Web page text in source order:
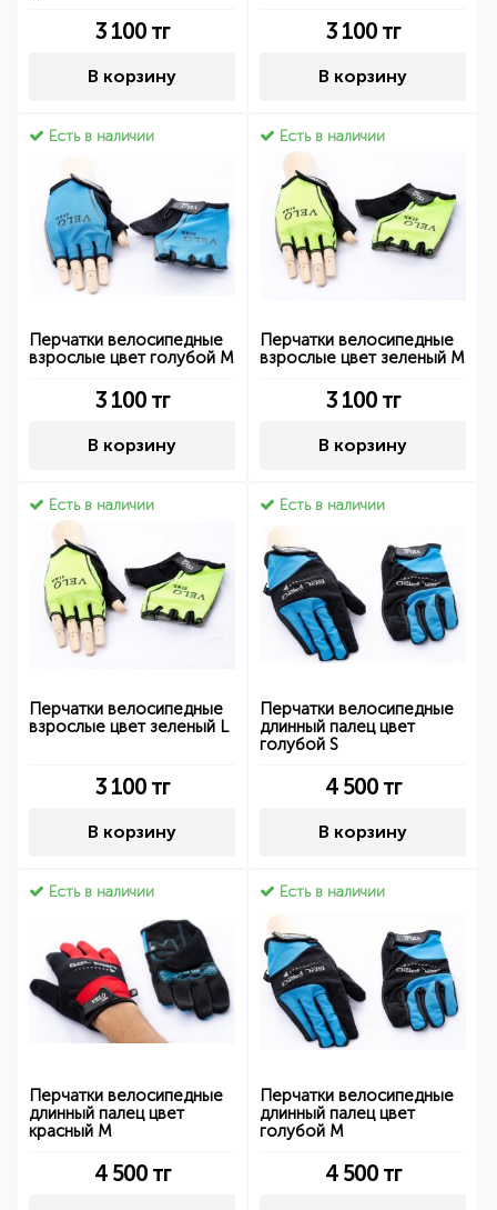
3 100тг
В корзину
3 100тг
В корзину
Есть в наличии
Перчатки велосипедные
взрослые цвет голубой M
3 100тг
В корзину
Есть в наличии
Перчатки велосипедные
взрослые цвет зеленый M
3 100тг
В корзину
Есть в наличии
Перчатки велосипедные
взрослые цвет зеленый L
3 100тг
В корзину
Есть в наличии
Перчатки велосипедные
длинный палец цвет
голубой S
4 500тг
В корзину
Есть в наличии
Перчатки велосипедные
длинный палец цвет
красный M
4 500тг
Есть в наличии
Перчатки велосипедные
длинный палец цвет
голубой M
4 500тг